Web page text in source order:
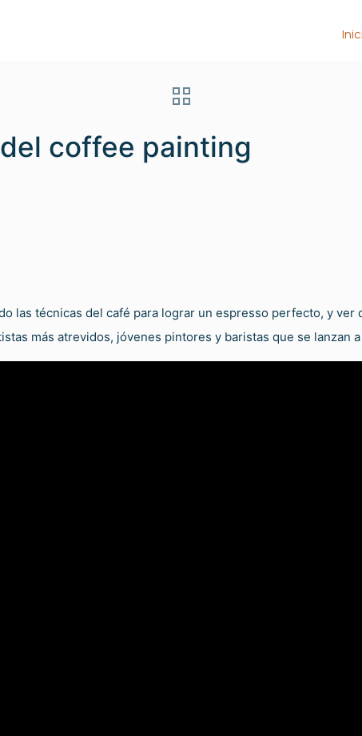
coffee painting
las técnicas del café para lograr un espresso perfecto, y
más atrevidos, jóvenes pintores y baristas que se lanzan